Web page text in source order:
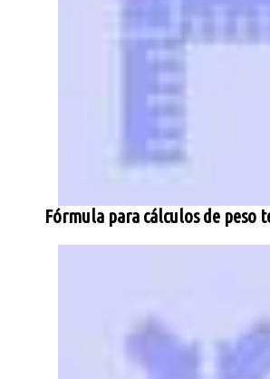
Fórmula para cálculos de peso